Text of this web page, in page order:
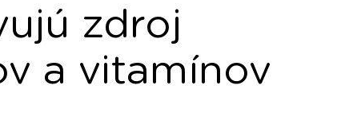
zdroj
a vitamínov